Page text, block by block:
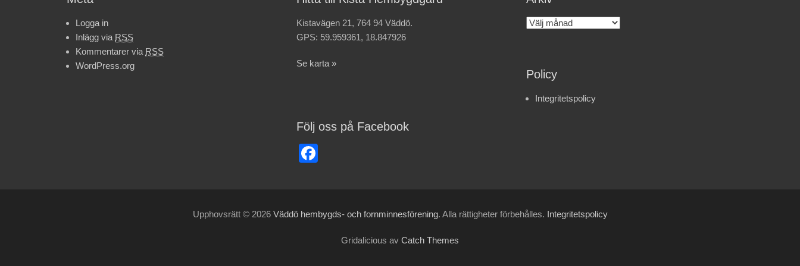
Logga in
Inlägg via RSS
Kommentarer via RSS
WordPress.org
Kistavägen 21, 764 94 Väddö.
GPS: 59.959361, 18.847926
Se karta »
Följ oss på Facebook
Arkiv
Policy
Integritetspolicy
Upphovsrätt © 2026 Väddö hembygds- och fornminnesförening. Alla rättigheter förbehålles. Integritetspolicy
Gridalicious av Catch Themes